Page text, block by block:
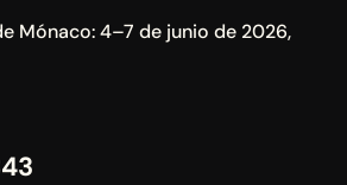
Mónaco: 4–7 de junio de 2026,